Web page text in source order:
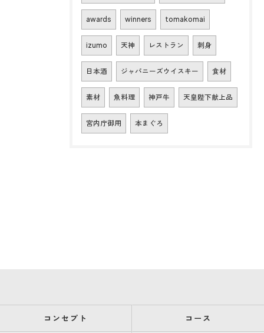
awards winners tomakomai
izumo 天神 レストラン 刺身
日本酒 ジャパニーズウイスキー 食材
素材 魚料理 神戸牛 天皇陛下献上品
宮内庁御用 本まぐろ
コンセプト コース